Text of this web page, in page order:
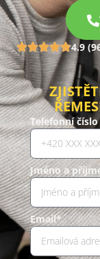
4.9
Telefonní
Jméno a
Email*